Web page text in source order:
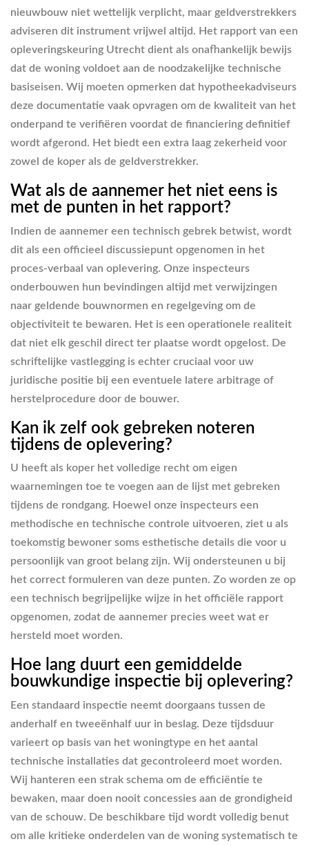
nieuwbouw niet wettelijk verplicht, maar geldverstrekkers
adviseren dit instrument vrijwel altijd. Het rapport van een
opleveringskeuring Utrecht dient als onafhankelijk bewijs
dat de woning voldoet aan de noodzakelijke technische
basiseisen. Wij moeten opmerken dat hypotheekadviseurs
deze documentatie vaak opvragen om de kwaliteit van het
onderpand te verifiëren voordat de financiering definitief
wordt afgerond. Het biedt een extra laag zekerheid voor
zowel de koper als de geldverstrekker.
Wat als de aannemer het niet eens is
met de punten in het rapport?
Indien de aannemer een technisch gebrek betwist, wordt
dit als een officieel discussiepunt opgenomen in het
proces-verbaal van oplevering. Onze inspecteurs
onderbouwen hun bevindingen altijd met verwijzingen
naar geldende bouwnormen en regelgeving om de
objectiviteit te bewaren. Het is een operationele realiteit
dat niet elk geschil direct ter plaatse wordt opgelost. De
schriftelijke vastlegging is echter cruciaal voor uw
juridische positie bij een eventuele latere arbitrage of
herstelprocedure door de bouwer.
Kan ik zelf ook gebreken noteren
tijdens de oplevering?
U heeft als koper het volledige recht om eigen
waarnemingen toe te voegen aan de lijst met gebreken
tijdens de rondgang. Hoewel onze inspecteurs een
methodische en technische controle uitvoeren, ziet u als
toekomstig bewoner soms esthetische details die voor u
persoonlijk van groot belang zijn. Wij ondersteunen u bij
het correct formuleren van deze punten. Zo worden ze op
een technisch begrijpelijke wijze in het officiële rapport
opgenomen, zodat de aannemer precies weet wat er
hersteld moet worden.
Hoe lang duurt een gemiddelde
bouwkundige inspectie bij oplevering?
Een standaard inspectie neemt doorgaans tussen de
anderhalf en tweeënhalf uur in beslag. Deze tijdsduur
varieert op basis van het woningtype en het aantal
technische installaties dat gecontroleerd moet worden.
Wij hanteren een strak schema om de efficiëntie te
bewaken, maar doen nooit concessies aan de grondigheid
van de schouw. De beschikbare tijd wordt volledig benut
om alle kritieke onderdelen van de woning systematisch te